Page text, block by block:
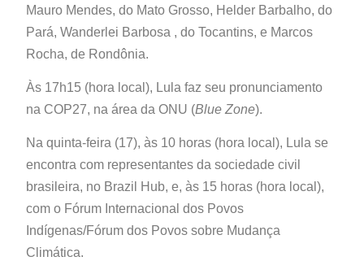
Mauro Mendes, do Mato Grosso, Helder Barbalho, do
Pará, Wanderlei Barbosa , do Tocantins, e Marcos
Rocha, de Rondônia.
Às 17h15 (hora local), Lula faz seu pronunciamento
na COP27, na área da ONU (Blue Zone).
Na quinta-feira (17), às 10 horas (hora local), Lula se
encontra com representantes da sociedade civil
brasileira, no Brazil Hub, e, às 15 horas (hora local),
com o Fórum Internacional dos Povos
Indígenas/Fórum dos Povos sobre Mudança
Climática.